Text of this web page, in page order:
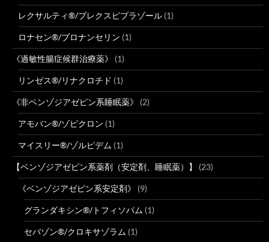
レクサルティ®/ブレクスピプラゾール (1)
ロナセン®/ブロナンセリン (1)
《過敏性腸症候群治療薬》 (1)
リンゼス®/リナクロチド (1)
《非ベンゾジアゼピン系睡眠薬》 (2)
アモバン®/ゾピクロン (1)
マイスリー®/ゾルピデム (1)
【ベンゾジアゼピン系薬剤（安定剤、睡眠薬）】 (23)
《ベンゾジアゼピン系安定剤》 (9)
グランダキシン®/トフィソパム (1)
セパゾン®/クロキサゾラム (1)